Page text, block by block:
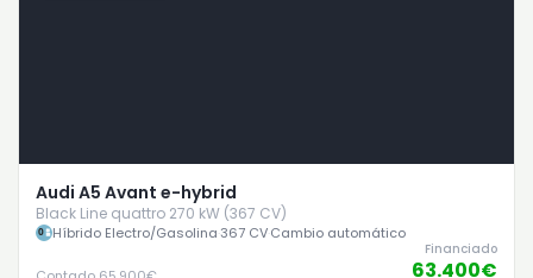
Audi A5 Avant e-hybrid
Black Line quattro 270 kW (367 CV)
Híbrido Electro/Gasolina·367 CV·Cambio automático
Financiado
63.400€